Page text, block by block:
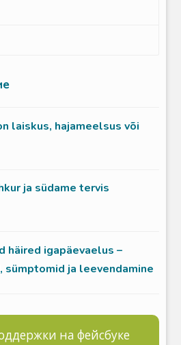
laiskus, hajameelsus või
ja südame tervis
häired igapäevaelus –
sümptomid ja leevendamine
на фейсбуке